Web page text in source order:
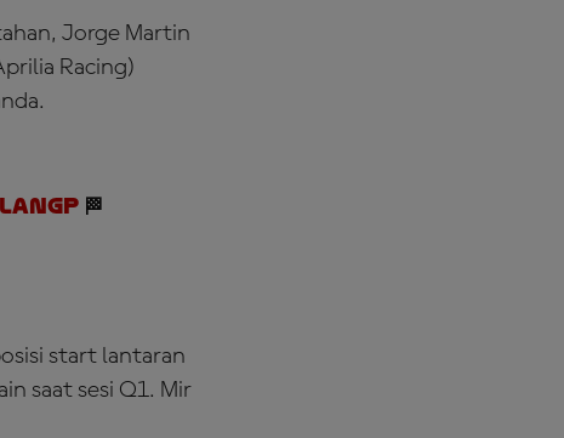
Jorge Martin
Racing)
🏁
start lantaran
saat sesi Q1. Mir